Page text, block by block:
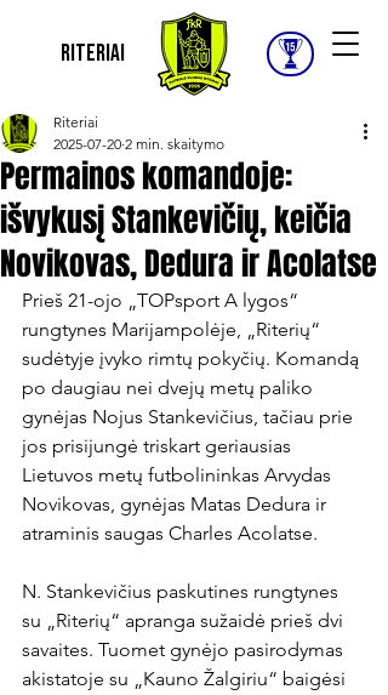
Riteriai
Permainos komandoje:
išvykusį Stankevičių, keičia
Novikovas, Dedura ir Acolatse
Riteriai
2025-07-20 2 min. skaitymo
Prieš 21-ojo „TOPsport A lygos“
rungtynes Marijampolėje, „Riterių“
sudėtyje įvyko rimtų pokyčių. Komandą
po daugiau nei dvejų metų paliko
gynėjas Nojus Stankevičius, tačiau prie
jos prisijungė triskart geriausias
Lietuvos metų futbolininkas Arvydas
Novikovas, gynėjas Matas Dedura ir
atraminis saugas Charles Acolatse.
N. Stankevičius paskutines rungtynes
su „Riterių“ apranga sužaidė prieš dvi
savaites. Tuomet gynėjo pasirodymas
akistatoje su „Kauno Žalgiriu“ baigėsi